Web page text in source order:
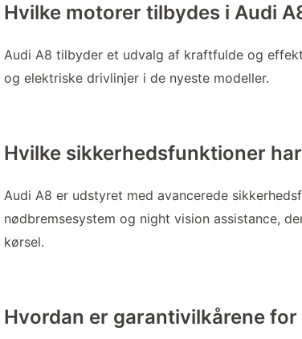
Hvilke motorer tilbydes i Audi
Audi A8 tilbyder et udvalg af kraftfulde og
og elektriske drivlinjer i de nyeste modeller.
Hvilke sikkerhedsfunktioner
Audi A8 er udstyret med avancerede
nødbremsesystem og night vision assistance,
kørsel.
Hvordan er garantivilkårene for